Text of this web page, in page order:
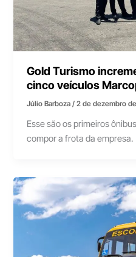
Gold Turismo
cinco veículos
Júlio Barboza/2 de dezembro
Esse são os primeiros
compor a frota da empresa.